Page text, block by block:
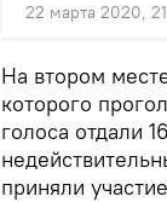
22 марта 2020,
На втором
которого
голоса отдали
приняли